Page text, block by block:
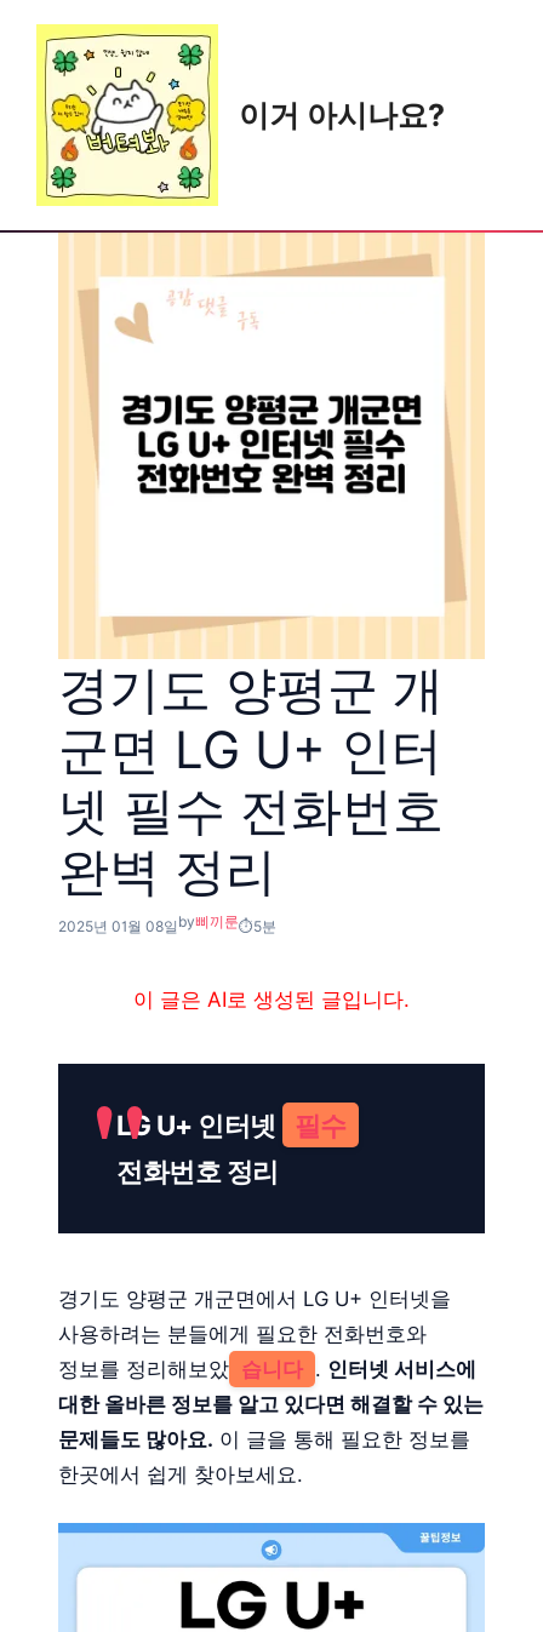
content
이거 아시나요?
경기도 양평군 개
군면 LG U+ 인터
넷 필수 전화번호
완벽 정리
2025년 01월 08일 by삐끼룬 5분
이 글은 AI로 생성된 글입니다.
LG U+ 인터넷
필수
전화번호 정리
경기도 양평군 개군면에서 LG U+ 인터넷을
사용하려는 분들에게 필요한 전화번호와
정보를 정리해보았 습니다 . 인터넷 서비스에
대한 올바른 정보를 알고 있다면 해결할 수 있는
문제들도 많아요. 이 글을 통해 필요한 정보를
한곳에서 쉽게 찾아보세요.